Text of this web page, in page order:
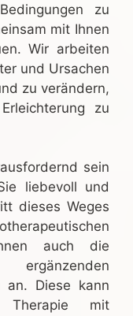
zu
mit Ihnen
Wir arbeiten
und Ursachen
zu verändern,
zu
sein
liebevoll und
dieses Weges
auch die
an. Diese kann
mit